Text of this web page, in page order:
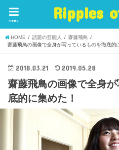
Ripples
menu
HOME 話題の芸能人
齋藤飛鳥
齋藤飛鳥の画像で全身が写っているものを徹底的
2018.03.21 2019.05.28
齋藤飛鳥の画像で全身
底的に集めた！